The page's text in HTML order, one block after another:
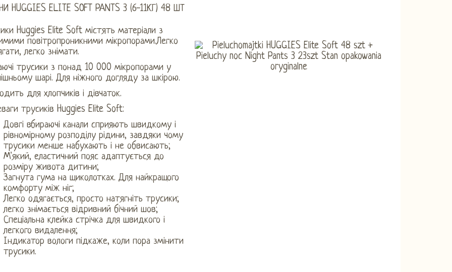
HUGGIES ELITE SOFT PANTS 3 (6-11КГ) 48 ШТ
Huggies Elite Soft містять матеріали з
повітропроникними мікропорами.Легко
легко знімати.
трусики з понад 10 000 мікропорами у
шарі. Для ніжного догляду за шкірою.
для хлопчиків і дівчаток.
трусиків Huggies Elite Soft:
Довгі вбираючі канали сприяють швидкому і
рівномірному розподілу рідини, завдяки чому
трусики менше набухають і не обвисають;
М'який, еластичний пояс адаптується до
розміру живота дитини;
Загнута гума на щиколотках. Для найкращого
комфорту між ніг;
Легко одягається, просто натягніть трусики;
легко знімається відривний бічний шов;
Спеціальна клейка стрічка для швидкого і
легкого видалення;
Індикатор вологи підкаже, коли пора змінити
трусики.